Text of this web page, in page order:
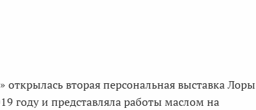
открылась вторая персональная выставка Лоры
году и представляла работы маслом на